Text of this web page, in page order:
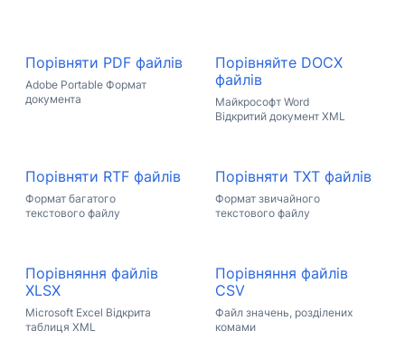
Порівняти PDF файлів
Adobe Portable Формат
документа
Порівняйте DOCX
файлів
Майкрософт Word
Відкритий документ XML
Порівняти RTF файлів
Формат багатого
текстового файлу
Порівняти TXT файлів
Формат звичайного
текстового файлу
Порівняння файлів
XLSX
Microsoft Excel Відкрита
таблиця XML
Порівняння файлів
CSV
Файл значень, розділених
комами